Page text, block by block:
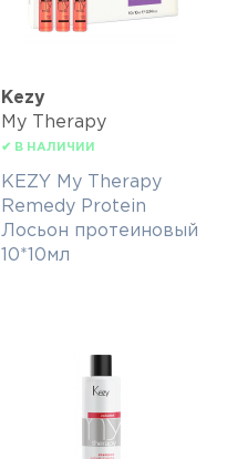
Kezy
My Therapy
✔ В НАЛИЧИИ
KEZY My Therapy
Remedy Protein
Лосьон протеиновый
10*10мл